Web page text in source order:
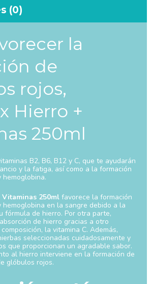
(0)
la
de
rojos,
Hierro +
250ml
B2, B6, B12 y C, que te ayudarán
y la fatiga, así como a la formación
250ml favorece la formación
hemoglobina en la sangre debido a la
fórmula de hierro. Por otra parte,
de hierro gracias a otro
la vitamina C. Además,
seleccionadas cuidadosamente y
que proporcionan un agradable sabor.
al hierro interviene en la formación de
glóbulos rojos.